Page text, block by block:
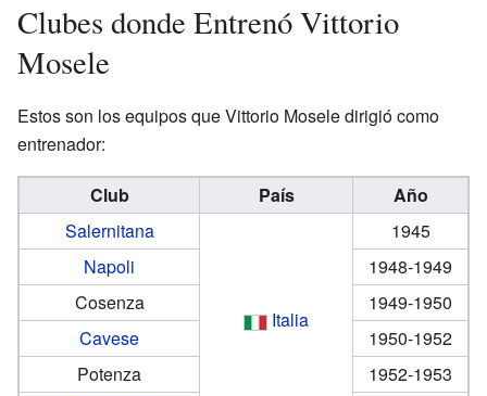
Clubes donde Entrenó Vittorio
Mosele
Estos son los equipos que Vittorio Mosele dirigió como
entrenador:
Club País
Año
Salernitana
Italia
1945
Napoli
1948-1949
Cosenza
1949-1950
Cavese
1950-1952
Potenza
1952-1953